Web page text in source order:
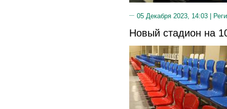
05 Декабря 2023, 14:03 |
Новый стадион на